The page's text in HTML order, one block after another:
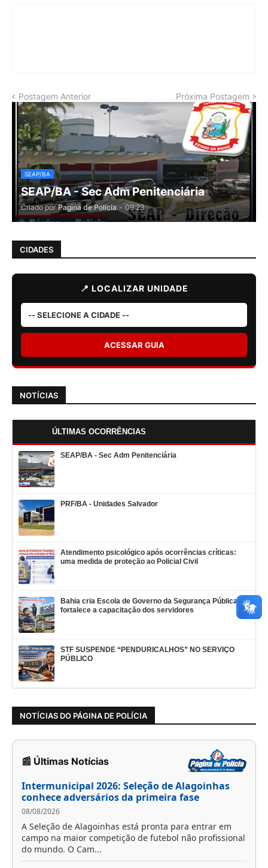
Postagem Anterior Próxima Postagem
SEAP/BA
SEAP/BA - Sec Adm Penitenciária
Criado por Pagina de Polícia - 09:23
CIDADES
📍 LOCALIZAR UNIDADE
ACESSAR GUIA
NOTÍCIAS
ÚLTIMAS OCORRÊNCIAS
SEAP/BA - Sec Adm Penitenciária
PRF/BA - Unidades Salvador
Atendimento psicológico após ocorrências críticas:
uma medida de proteção ao Policial Civil
Bahia cria Escola de Governo da Segurança Pública e
fortalece a capacitação dos servidores
STF SUSPENDE “PENDURICALHOS” NO SERVIÇO
PÚBLICO
NOTÍCIAS DO PÁGINA DE POLÍCIA
📰 Últimas Notícias
Intermunicipal 2026: Seleção de Alagoinhas
conhece adversários da primeira fase
08/08/2026
A Seleção de Alagoinhas está pronta para entrar em
campo na maior competição de futebol não profissional
do mundo. O Cam...